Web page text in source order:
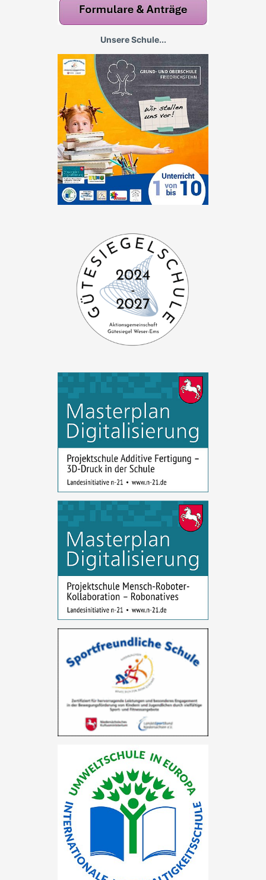
Unsere Schule...